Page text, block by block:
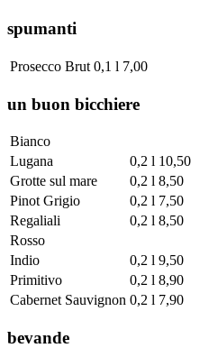
spumanti
Prosecco Brut 0,1 l 7,00
un buon bicchiere
Bianco
Lugana
0,2 l 10,50
Grotte sul mare
0,2 l 8,50
Pinot Grigio
0,2 l 7,50
Regaliali
0,2 l 8,50
Rosso
Indio
0,2 l 9,50
Primitivo
0,2 l 8,90
Cabernet Sauvignon 0,2 l 7,90
bevande